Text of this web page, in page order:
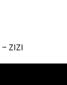
– ZIZI